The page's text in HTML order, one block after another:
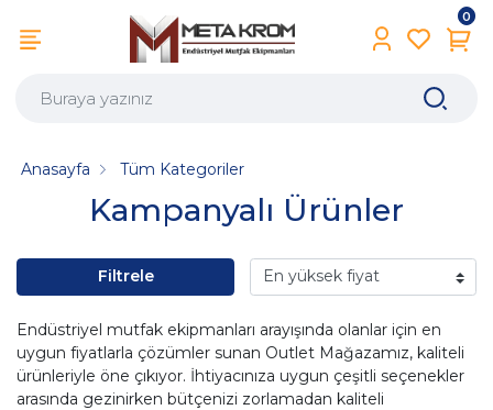
0
Kampanyalı Ürünler
Anasayfa Tüm Kategoriler
Filtrele
Endüstriyel mutfak ekipmanları arayışında olanlar için en
uygun fiyatlarla çözümler sunan Outlet Mağazamız, kaliteli
ürünleriyle öne çıkıyor. İhtiyacınıza uygun çeşitli seçenekler
arasında gezinirken bütçenizi zorlamadan kaliteli